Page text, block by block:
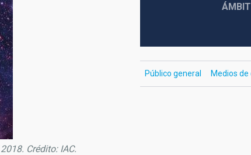
Crédito: IAC.
Público general Medios